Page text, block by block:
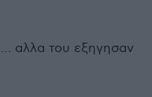
αλλα του εξηγησαν